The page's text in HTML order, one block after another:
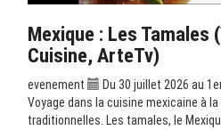
Mexique : Les Tamales
Cuisine, ArteTv)
evenement
Du 30 juillet 2026 au
Voyage dans la cuisine mexicaine à
traditionnelles. Les tamales, le